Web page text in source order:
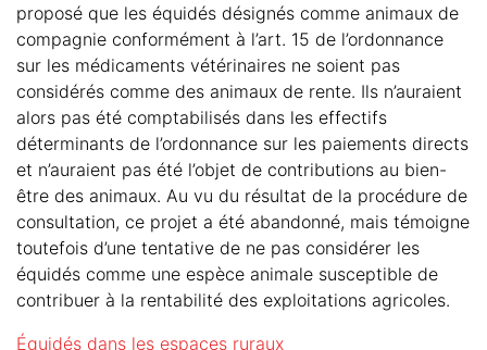
proposé que les équidés désignés comme animaux de
compagnie conformément à l’art. 15 de l’ordonnance
sur les médicaments vétérinaires ne soient pas
considérés comme des animaux de rente. Ils n’auraient
alors pas été comptabilisés dans les effectifs
déterminants de l’ordonnance sur les paiements directs
et n’auraient pas été l’objet de contributions au bien-
être des animaux. Au vu du résultat de la procédure de
consultation, ce projet a été abandonné, mais témoigne
toutefois d’une tentative de ne pas considérer les
équidés comme une espèce animale susceptible de
contribuer à la rentabilité des exploitations agricoles.
Équidés dans les espaces ruraux